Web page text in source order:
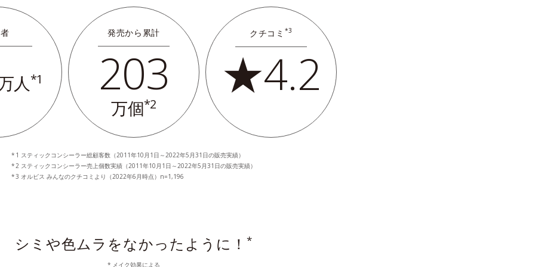
人*1
発売から累計
203
万個*2
クチコミ *3
★4.2
1 スティックコンシーラー総顧客数（2011年10月1日～2022年5月31日の販売実績）
2 スティックコンシーラー売上個数実績（2011年10月1日～2022年5月31日の販売実績）
3 オルビス みんなのクチコミより（2022年6月時点）n=1,196
シミや色ムラをなかったように！ *
メイク効果による